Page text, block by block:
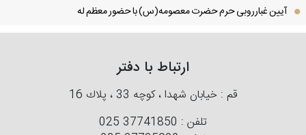
آیین غبارروبی حرم حضرت معصومه(س) با حضور معظم له
ارتباط با دفتر
قم : خیابان شهدا ، كوچه 33 ، پلاك 16
تلفن :025 37741850